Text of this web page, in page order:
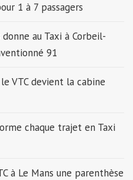
1 à 7 passagers
au Taxi à Corbeil-
91
VTC devient la cabine
chaque trajet en Taxi
à Le Mans une parenthèse